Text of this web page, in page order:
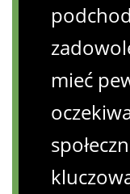
mieć